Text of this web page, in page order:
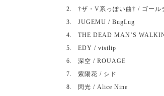
2. †ザ・ V系っぽい曲† / ゴール
3. JUGEMU / BugLug
4. THE DEAD MAN’S
5. EDY / vistlip
6. 深空 / ROUAGE
7. 紫陽花 / シド
8. 閃光 / Alice Nine